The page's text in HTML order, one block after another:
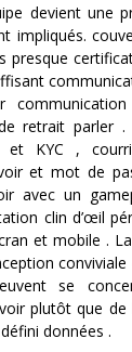
devient une
impliqués.
presque
retrait parler
et KYC ,
et mot de
avec un
clin d’œil
et mobile .
se
plutôt que
données .